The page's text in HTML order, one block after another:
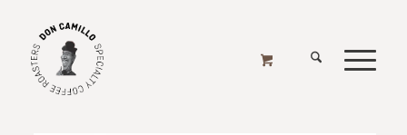
MACAP
Home / Online Shop Mühlen - Elektrisch Macap